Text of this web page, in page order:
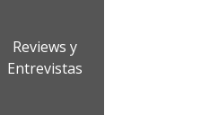
Reviews y
Entrevistas